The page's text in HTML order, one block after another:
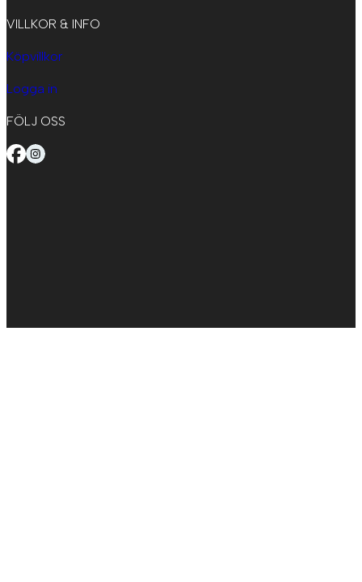
VILLKOR & INFO
Köpvillkor
Logga in
FÖLJ OSS